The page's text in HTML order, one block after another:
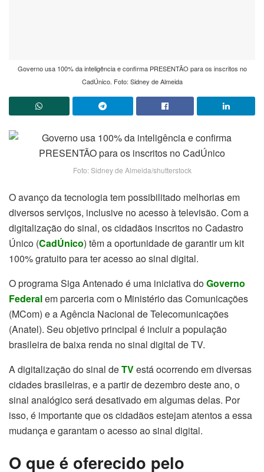
Governo usa 100% da inteligência e confirma PRESENTÃO para os inscritos no
CadÚnico. Foto: Sidney de Almeida
Foto: Sidney de Almeida/shutterstock
O avanço da tecnologia tem possibilitado melhorias em
diversos serviços, inclusive no acesso à televisão. Com a
digitalização do sinal, os cidadãos inscritos no Cadastro
Único (CadÚnico) têm a oportunidade de garantir um kit
100% gratuito para ter acesso ao sinal digital.
O programa Siga Antenado é uma iniciativa doGoverno
Federalem parceria com o Ministério das Comunicações
(MCom) e a Agência Nacional de Telecomunicações
(Anatel). Seu objetivo principal é incluir a população
brasileira de baixa renda no sinal digital de TV.
A digitalização do sinal deTVestá ocorrendo em diversas
cidades brasileiras, e a partir de dezembro deste ano, o
sinal analógico será desativado em algumas delas. Por
isso, é importante que os cidadãos estejam atentos a essa
mudança e garantam o acesso ao sinal digital.
O que é oferecido pelo